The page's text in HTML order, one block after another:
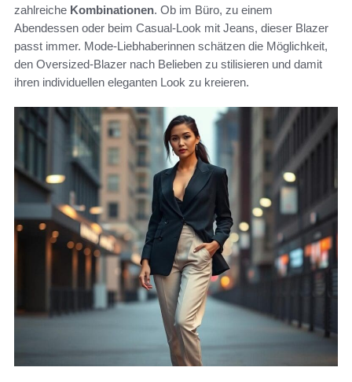
zahlreiche Kombinationen. Ob im Büro, zu einem
Abendessen oder beim Casual-Look mit Jeans, dieser Blazer
passt immer. Mode-Liebhaberinnen schätzen die Möglichkeit,
den Oversized-Blazer nach Belieben zu stilisieren und damit
ihren individuellen eleganten Look zu kreieren.